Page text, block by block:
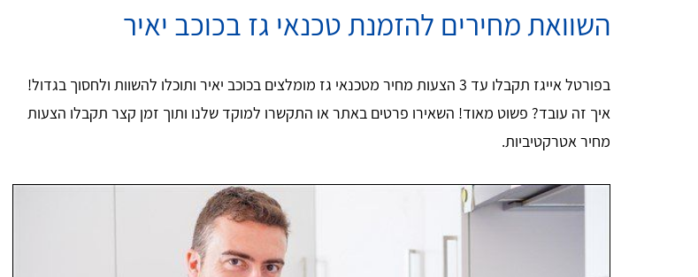
השוואת מחירים להזמנת טכנאי גז בכוכב יאיר
בפורטל אייגז תקבלו עד 3 הצעות מחיר מטכנאי גז מומלצים בכוכב יאיר ותוכלו להשוות ולחסוך בגדול!
איך זה עובד? פשוט מאוד! השאירו פרטים באתר או התקשרו למוקד שלנו ותוך זמן קצר תקבלו הצעות
מחיר אטרקטיביות.